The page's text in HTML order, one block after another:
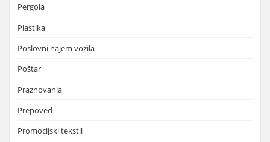
Pergola
Plastika
Poslovni najem vozila
Poštar
Praznovanja
Prepoved
Promocijski tekstil